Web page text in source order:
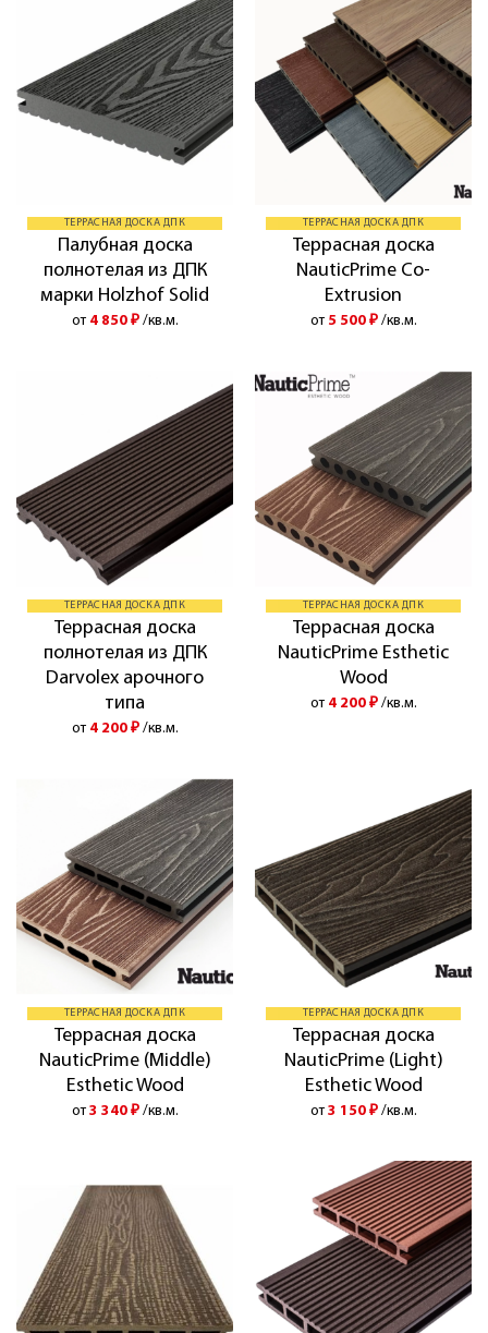
ТЕРРАСНАЯ ДОСКА ДПК
Палубная доска
полнотелая из ДПК
марки Holzhof Solid
от 4 850 ₽ /кв.м.
ТЕРРАСНАЯ ДОСКА ДПК
Террасная доска
NauticPrime Co-
Extrusion
от 5 500 ₽ /кв.м.
ТЕРРАСНАЯ ДОСКА ДПК
Террасная доска
полнотелая из ДПК
Darvolex арочного
типа
от 4 200 ₽ /кв.м.
ТЕРРАСНАЯ ДОСКА ДПК
Террасная доска
NauticPrime Esthetic
Wood
от 4 200 ₽ /кв.м.
ТЕРРАСНАЯ ДОСКА ДПК
Террасная доска
NauticPrime (Middle)
Esthetic Wood
от 3 340 ₽ /кв.м.
ТЕРРАСНАЯ ДОСКА ДПК
Террасная доска
NauticPrime (Light)
Esthetic Wood
от 3 150 ₽ /кв.м.